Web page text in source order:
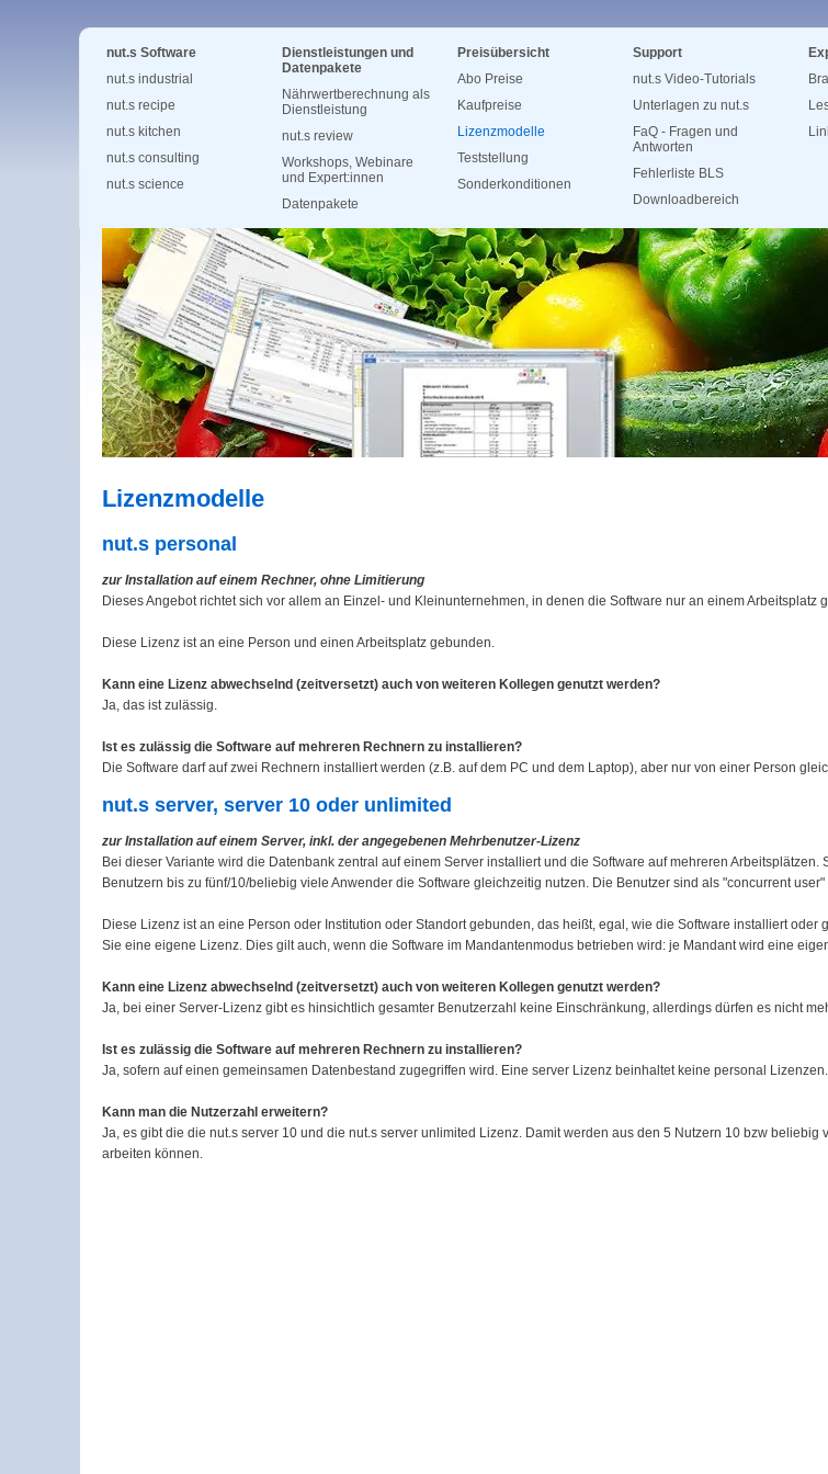
nut.s Software
nut.s industrial
nut.s recipe
nut.s kitchen
nut.s consulting
nut.s science
Dienstleistungen und
Datenpakete
Nährwertberechnung als
Dienstleistung
nut.s review
Workshops, Webinare
und Expert:innen
Datenpakete
Preisübersicht
Abo Preise
Kaufpreise
Lizenzmodelle
Teststellung
Sonderkonditionen
Support
nut.s Video-Tutorials
Unterlagen zu nut.s
FaQ - Fragen und
Antworten
Fehlerliste BLS
Downloadbereich
Lizenzmodelle
nut.s personal
zur Installation auf einem Rechner, ohne Limitierung
Dieses Angebot richtet sich vor allem an Einzel- und Kleinunternehmen, in denen die Software nur an einem Arbeitsplatz
Diese Lizenz ist an eine Person und einen Arbeitsplatz gebunden.
Kann eine Lizenz abwechse lnd (zeitversetzt) auch von weiteren Kollegen genutzt werden?
Ja, das ist zulässig.
Ist es zulässig die Software auf mehreren Rechnern zu installieren?
Die Software darf auf zwei Rechnern installiert werden (z.B. auf dem PC und dem Laptop), aber nur von einer Person
nut.s server, server 10 oder unlimited
zur Installation auf einem Server, inkl. der angegebenen Mehrbenutzer-Lizenz
Bei dieser Variante wird die Datenbank zentral auf einem Server installiert und die Software auf mehreren
Benutzern bis zu fünf/10/beliebig viele Anwender die Software gleichzeitig nutzen. Die Benutzer sind als "concurrent
Diese Lizenz ist an eine Person oder Institution oder Standort gebunden, das heißt, egal, wie die Software installiert oder
Sie eine eigene Lizenz. Dies gilt auch, wenn die Software im Mandantenmodus betrieben wird: je Mandant wird eine
Kann eine Lizenz abwechse lnd (zeitversetzt) auch von weiteren Kollegen genutzt werden?
Ja, bei einer Server-Lizenz gibt es hinsichtlich gesamter Benutzerzahl keine Einschränkung, allerdings dürfen es nicht
Ist es zulässig die Software auf mehreren Rechnern zu installieren?
Ja, sofern auf einen gemeinsamen Datenbestand zugegriffen wird. Eine server Lizenz beinhaltet keine personal Lizenzen.
Kann man die Nutzerzahl erweitern?
Ja, es gibt die die nut.s server 10 und die nut.s server unlimited Lizenz. Damit werden aus den 5 Nutzern 10 bzw beliebig
arbeiten können.